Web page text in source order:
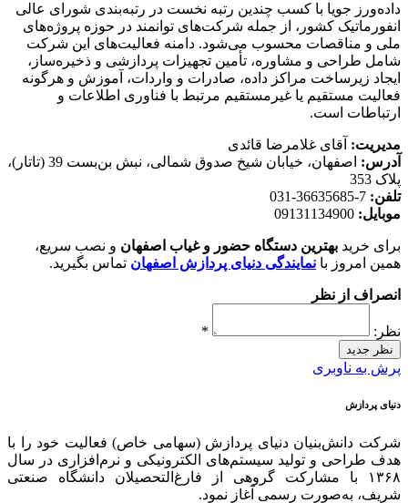
داده‌ورز جویا با کسب چندین رتبه نخست در رتبه‌بندی شورای عالی
انفورماتیک کشور، از جمله شرکت‌های توانمند در حوزه پروژه‌های
ملی و مناقصات محسوب می‌شود. دامنه فعالیت‌های این شرکت
شامل طراحی و مشاوره، تأمین تجهیزات پردازشی و ذخیره‌ساز،
ایجاد زیرساخت مراکز داده، صادرات و واردات، آموزش و هرگونه
فعالیت مستقیم یا غیرمستقیم مرتبط با فناوری اطلاعات و
ارتباطات است.
مدیریت: آقای غلامرضا قائدی
آدرس:
اصفهان، خیابان شیخ صدوق شمالی، نبش بن‌بست 39 (تاتار)،
پلاک 353
تلفن:
موبایل:
برای خرید بهترین دستگاه حضور و غیاب اصفهان و نصب سریع،
همین امروز با نمایندگی دنیای پردازش اصفهان تماس بگیرید.
انصراف از نظر
نظر: *
نظر جدید
پرش به ناوبری
دنیای پردازش
شرکت دانش‌بنیان دنیای پردازش (سهامی خاص) فعالیت خود را با
هدف طراحی و تولید سیستم‌های الکترونیکی و نرم‌افزاری در سال
۱۳۶۸ با مشارکت گروهی از فارغ‌التحصیلان دانشگاه صنعتی
شریف، به‌صورت رسمی آغاز نمود.